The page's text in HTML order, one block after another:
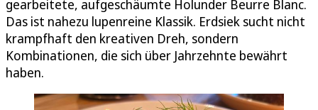
gearbeitete, aufgeschäumte Holunder Beurre Blanc.
Das ist nahezu lupenreine Klassik. Erdsiek sucht nicht
krampfhaft den kreativen Dreh, sondern
Kombinationen, die sich über Jahrzehnte bewährt
haben.